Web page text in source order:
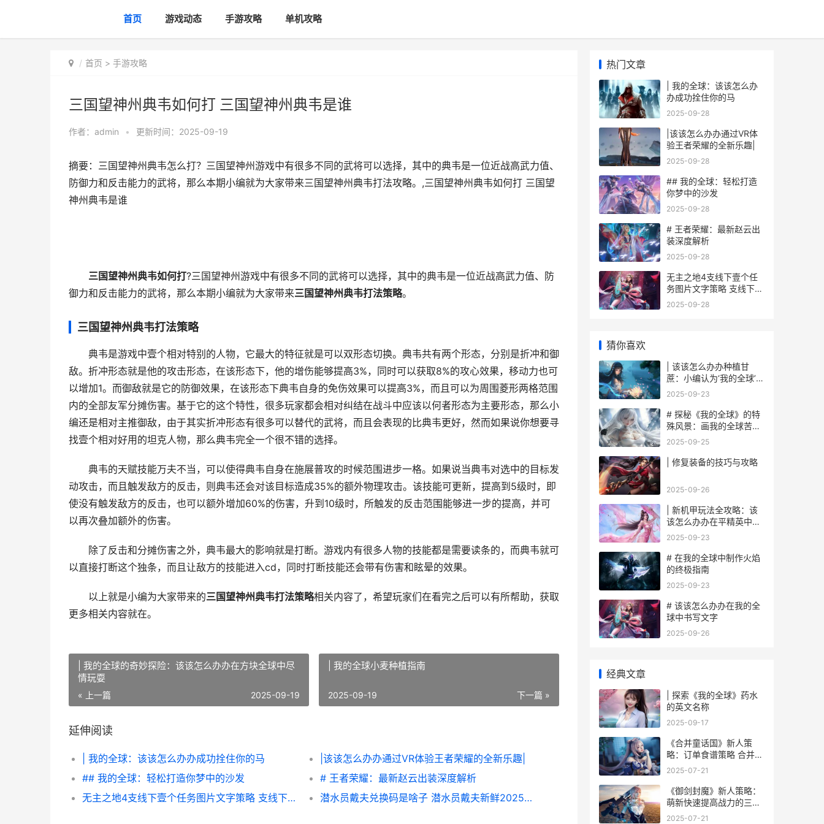
首页 游戏动态 手游攻略 单机攻略
首页 > 手游攻略
三国望神州典韦如何打 三国望神州典韦是谁
作者： admin • 更新时间：2025-09-19
摘要：三国望神州典韦怎么打？三国望神州游戏中有很多不同的武将可以选择，其中的典韦是一位近战高武力值、
防御力和反击能力的武将，那么本期小编就为大家带来三国望神州典韦打法攻略。,三国望神州典韦如何打 三国望
神州典韦是谁
三国望神州典韦如何打?三国望神州游戏中有很多不同的武将可以选择，其中的典韦是一位近战高武力值、防
御力和反击能力的武将，那么本期小编就为大家带来三国望神州典韦打法策略。
三国望神州典韦打法策略
典韦是游戏中壹个相对特别的人物，它最大的特征就是可以双形态切换。典韦共有两个形态，分别是折冲和御
敌。折冲形态就是他的攻击形态，在该形态下，他的增伤能够提高3%，同时可以获取8%的攻心效果，移动力也可
以增加1。而御敌就是它的防御效果，在该形态下典韦自身的免伤效果可以提高3%，而且可以为周围菱形两格范围
内的全部友军分摊伤害。基于它的这个特性，很多玩家都会相对纠结在战斗中应该以何者形态为主要形态，那么小
编还是相对主推御敌，由于其实折冲形态有很多可以替代的武将，而且会表现的比典韦更好，然而如果说你想要寻
找壹个相对好用的坦克人物，那么典韦完全一个很不错的选择。
典韦的天赋技能万夫不当，可以使得典韦自身在施展普攻的时候范围进步一格。如果说当典韦对选中的目标发
动攻击，而且触发敌方的反击，则典韦还会对该目标造成35%的额外物理攻击。该技能可更新，提高到5级时，即
使没有触发敌方的反击，也可以额外增加60%的伤害，升到10级时，所触发的反击范围能够进一步的提高，并可
以再次叠加额外的伤害。
除了反击和分摊伤害之外，典韦最大的影响就是打断。游戏内有很多人物的技能都是需要读条的，而典韦就可
以直接打断这个独条，而且让敌方的技能进入cd，同时打断技能还会带有伤害和眩晕的效果。
以上就是小编为大家带来的三国望神州典韦打法策略相关内容了，希望玩家们在看完之后可以有所帮助，获取
更多相关内容就在。
| 我的全球的奇妙探险：该该怎么办办在方块全球中尽
情玩耍
« 上一篇 2025-09-19
| 我的全球小麦种植指南
下一篇 »
2025-09-19
延伸阅读
| 我的全球：该该怎么办办成功拴住你的马
|该该怎么办办通过VR体验王者荣耀的全新乐趣|
## 我的全球：轻松打造你梦中的沙发
# 王者荣耀：最新赵云出装深度解析
无主之地4支线下壹个任务图片文字策略 支线下壹个任务如何做 无主之地4支线任务
潜水员戴夫兑换码是啥子 潜水员戴夫新鲜2025兑换码同享 潜水员戴夫兑换吗
热门文章
| 我的全球：该该怎么办
办成功拴住你的马
2025-09-28
|该该怎么办办通过VR体
验王者荣耀的全新乐趣|
2025-09-28
## 我的全球：轻松打造
你梦中的沙发
2025-09-28
# 王者荣耀：最新赵云出
装深度解析
2025-09-28
无主之地4支线下壹个任
务图片文字策略 支线下壹
个任务如何做 无主之地4
2025-09-28
猜你喜欢
| 该该怎么办办种植甘
蔗：小编认为‘我的全球’里
面迈向甜蜜之旅
2025-09-23
# 探秘《我的全球》的特
殊风景：画我的全球苦力
怕
2025-09-25
| 修复装备的技巧与攻略
2025-09-26
| 新机甲玩法全攻略：该
该怎么办办在平精英中战
无不胜
2025-09-23
# 在我的全球中制作火焰
的终极指南
2025-09-23
# 该该怎么办办在我的全
球中书写文字
2025-09-26
经典文章
| 探索《我的全球》药水
的英文名称
2025-09-17
《合并童话国》新人策
略：订单食谱策略 合并童
话国官网
2025-07-21
《御剑封魔》新人策略：
萌新快速提高战力的三大
方式 御剑封的电视剧是哪
2025-07-21